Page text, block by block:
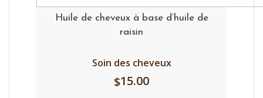
Huile de cheveux à base d’huile de
raisin
Soin des cheveux
$15.00